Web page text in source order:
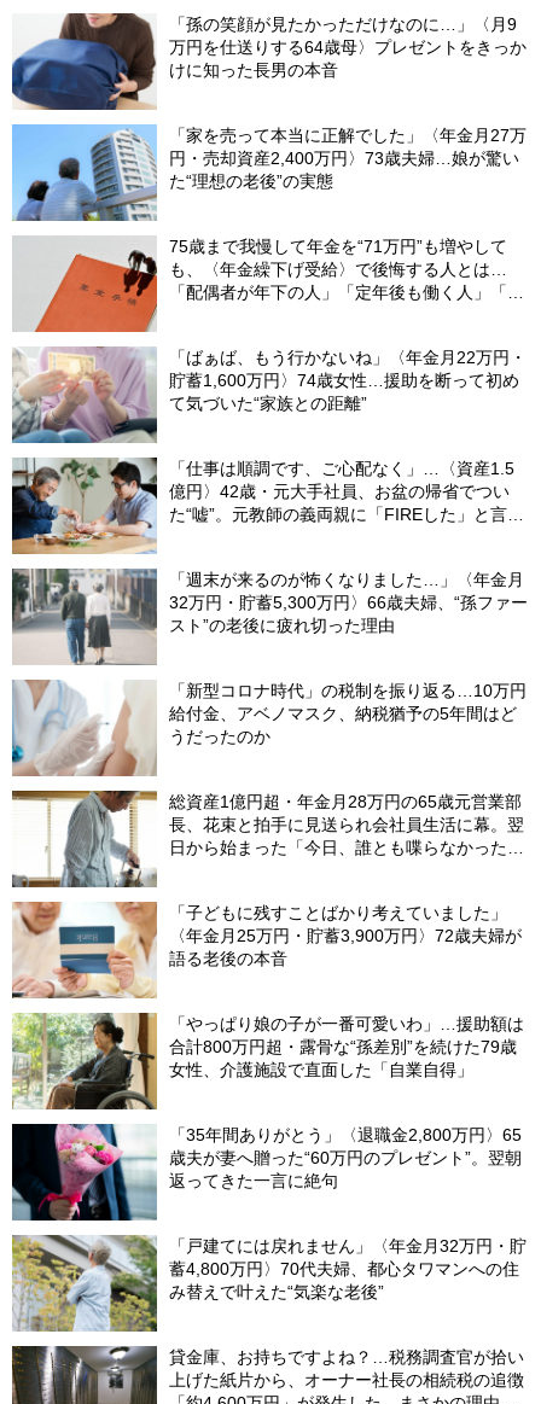
「孫の笑顔が見たかっただけなのに…」〈月9
万円を仕送りする64歳母〉プレゼントをきっか
けに知った長男の本音
「家を売って本当に正解でした」〈年金月27万
円・売却資産2,400万円〉73歳夫婦…娘が驚い
た“理想の老後”の実態
75歳まで我慢して年金を“71万円”も増やして
も、〈年金繰下げ受給〉で後悔する人とは…
「配偶者が年下の人」「定年後も働く人」「特
「ばぁば、もう行かないね」〈年金月22万円・
貯蓄1,600万円〉74歳女性…援助を断って初め
て気づいた“家族との距離”
「仕事は順調です、ご心配なく」…〈資産1.5
億円〉42歳・元大手社員、お盆の帰省でつい
た“嘘”。元教師の義両親に「FIREした」と言え
「週末が来るのが怖くなりました…」〈年金月
32万円・貯蓄5,300万円〉66歳夫婦、“孫ファー
スト”の老後に疲れ切った理由
「新型コロナ時代」の税制を振り返る…10万円
給付金、アベノマスク、納税猶予の5年間はど
うだったのか
総資産1億円超・年金月28万円の65歳元営業部
長、花束と拍手に見送られ会社員生活に幕。翌
日から始まった「今日、誰とも喋らなかった」
「子どもに残すことばかり考えていました」
〈年金月25万円・貯蓄3,900万円〉72歳夫婦が
語る老後の本音
「やっぱり娘の子が一番可愛いわ」…援助額は
合計800万円超・露骨な“孫差別”を続けた79歳
女性、介護施設で直面した「自業自得」
「35年間ありがとう」〈退職金2,800万円〉65
歳夫が妻へ贈った“60万円のプレゼント”。翌朝
返ってきた一言に絶句
「戸建てには戻れません」〈年金月32万円・貯
蓄4,800万円〉70代夫婦、都心タワマンへの住
み替えで叶えた“気楽な老後”
貸金庫、お持ちですよね？…税務調査官が拾い
上げた紙片から、オーナー社長の相続税の追徴